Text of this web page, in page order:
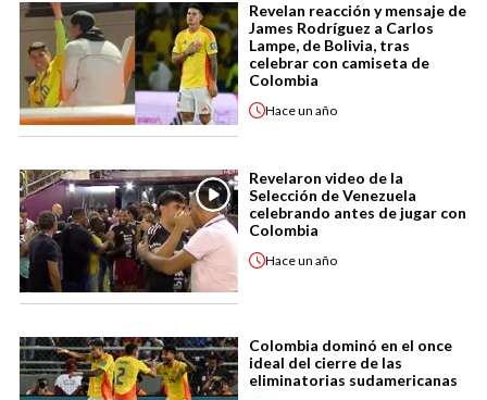
Revelan reacción y mensaje de
James Rodríguez a Carlos
Lampe, de Bolivia, tras
celebrar con camiseta de
Colombia
Haceun año
Revelaron video de la
Selección de Venezuela
celebrando antes de jugar con
Colombia
Haceun año
Colombia dominó en el once
ideal del cierre de las
eliminatorias sudamericanas